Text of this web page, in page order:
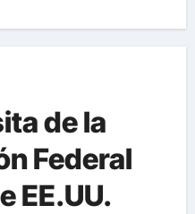
de la
Federal
EE.UU.